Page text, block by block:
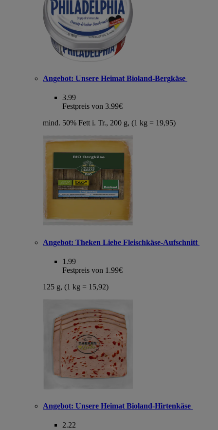
Angebot: Unsere Heimat Bioland-Bergkäse
3.99
Festpreis von 3.99€
mind. 50% Fett i. Tr., 200 g, (1 kg = 19,95)
Angebot: Theken Liebe Fleischkäse-Aufschnitt
1.99
Festpreis von 1.99€
125 g, (1 kg = 15,92)
Angebot: Unsere Heimat Bioland-Hirtenkäse
2.22